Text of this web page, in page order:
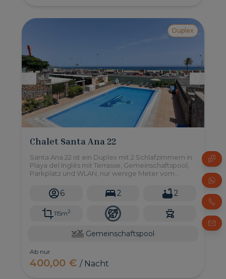
Duplex
Chalet Santa Ana 22
Santa Ana 22 ist ein Duplex mit 2 Schlafzimmern in
Playa del Inglés mit Terrasse, Gemeinschaftspool,
Parkplatz und WLAN, nur wenige Meter vom
6 2 2
115m2
Gemeinschaftspool
Ab nur
400,00 €/ Nacht